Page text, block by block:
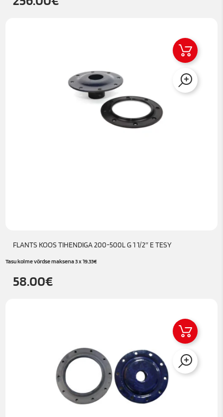
FLANTS KOOS TIHENDIGA 200-500L G 1 1/2″ E TESY
58.00€
Tasu kolme võrdse maksena 3 x19.33€